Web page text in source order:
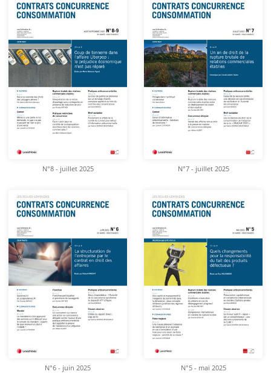
N°8 - juillet 2025 N°7 - juillet 2025
N°6 - juin 2025 N°5 - mai 2025